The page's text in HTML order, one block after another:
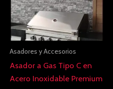
Asadores y Accesorios
Asador a Gas Tipo C en
Acero Inoxidable Premium